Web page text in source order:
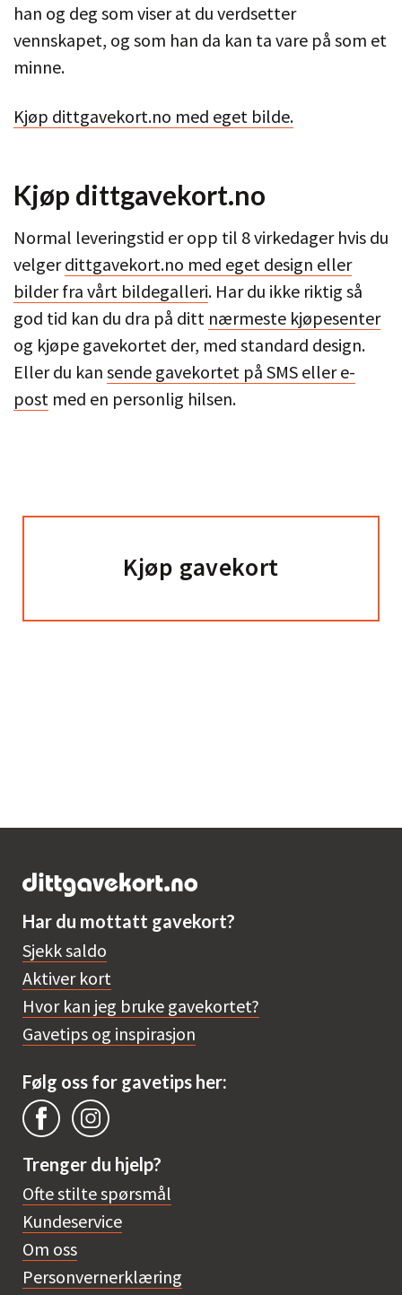
han og deg som viser at du verdsetter
vennskapet, og som han da kan ta vare på som et
minne.
Kjøp dittgavekort.no med eget bilde.
Kjøp dittgavekort.no
Normal leveringstid er opp til 8 virkedager hvis du
velgerdittgavekort.no med eget design eller
bilder fra vårt bildegalleri. Har du ikke riktig så
god tid kan du dra på ditt nærmeste kjøpesenter
og kjøpe gavekortet der, med standard design.
Eller du kan sende gavekortet på SMS eller e-
post med en personlig hilsen.
Kjøp gavekort
Har du mottatt gavekort?
Sjekk saldo
Aktiver kort
Hvor kan jeg bruke gavekortet?
Gavetips og inspirasjon
Følg oss for gavetips her:
Trenger du hjelp?
Ofte stilte spørsmål
Kundeservice
Om oss
Personvernerklæring